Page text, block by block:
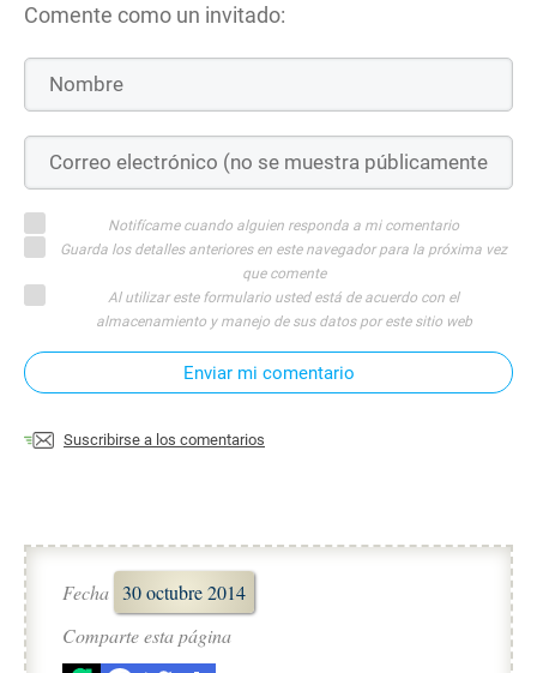
Comente como un invitado:
Notifícame cuando alguien responda a mi comentario
Guarda los detalles anteriores en este navegador para la próxima vez
que comente
Al utilizar este formulario usted está de acuerdo con el
almacenamiento y manejo de sus datos por este sitio web
Enviar mi comentario
Suscribirse a los comentarios
Fecha 30 octubre 2014
Comparte esta página